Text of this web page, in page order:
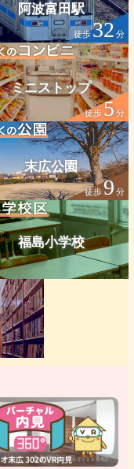
阿波富田駅
徒歩32 分
ミニストップ
徒歩5分
末広公園
徒歩9 分
福島小学校